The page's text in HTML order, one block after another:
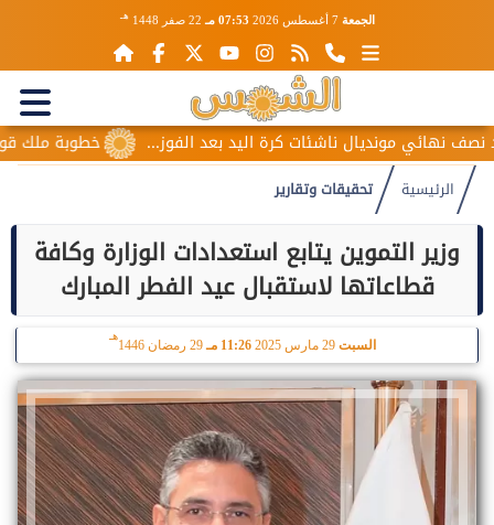
الجمعة 7 أغسطس 2026 07:53 مـ 22 صفر 1448 هـ
خطوبة ملك قورة مونديال ناشئات كرة اليد بعد الفوز...
الرئيسية تحقيقات وتقارير
وزير التموين يتابع استعدادات الوزارة وكافة
قطاعاتها لاستقبال عيد الفطر المبارك
السبت 11:26 مـ 29 رمضان 1446
هـ